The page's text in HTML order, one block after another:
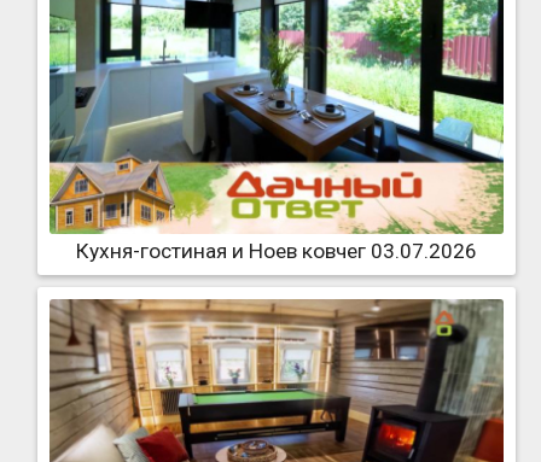
Кухня-гостиная и Ноев ковчег 03.07.2026